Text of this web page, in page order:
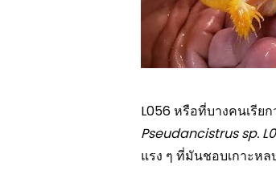
L056 หรือที่บางคนเรีย
Pseudancistrus sp.
แรง ๆ ที่มันชอบเกาะห